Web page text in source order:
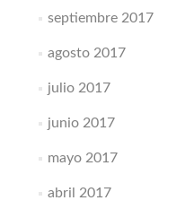
septiembre 2017
agosto 2017
julio 2017
junio 2017
mayo 2017
abril 2017